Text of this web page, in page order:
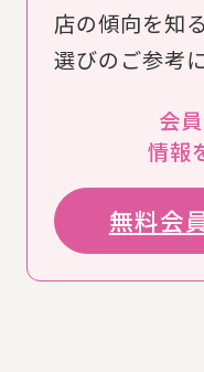
店の傾向を知
選びのご参考
会
情報
無料会